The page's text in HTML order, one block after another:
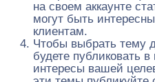
на своем аккаунте
могут быть
клиентам.
Чтобы выбрать тему
будете публиковать
интересы вашей